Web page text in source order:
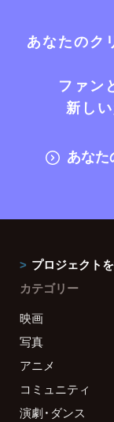
あなたのク
ファン
新し
あな
プロジェクト
カテゴリー
映画
写真
アニメ
コミュニティ
演劇・ダンス